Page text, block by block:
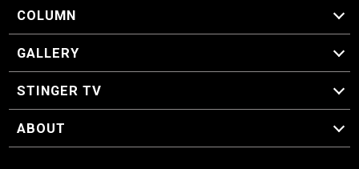
F1 日程
F1 データ
COLUMN
マイ・ワンダフル・サーキット
スクーデリア・一方通行
F1に燃え、ゴルフに泣く日々。
スティングくんの部屋
GALLERY
GALLERY
STINGER TV
STINGER TV
ABOUT